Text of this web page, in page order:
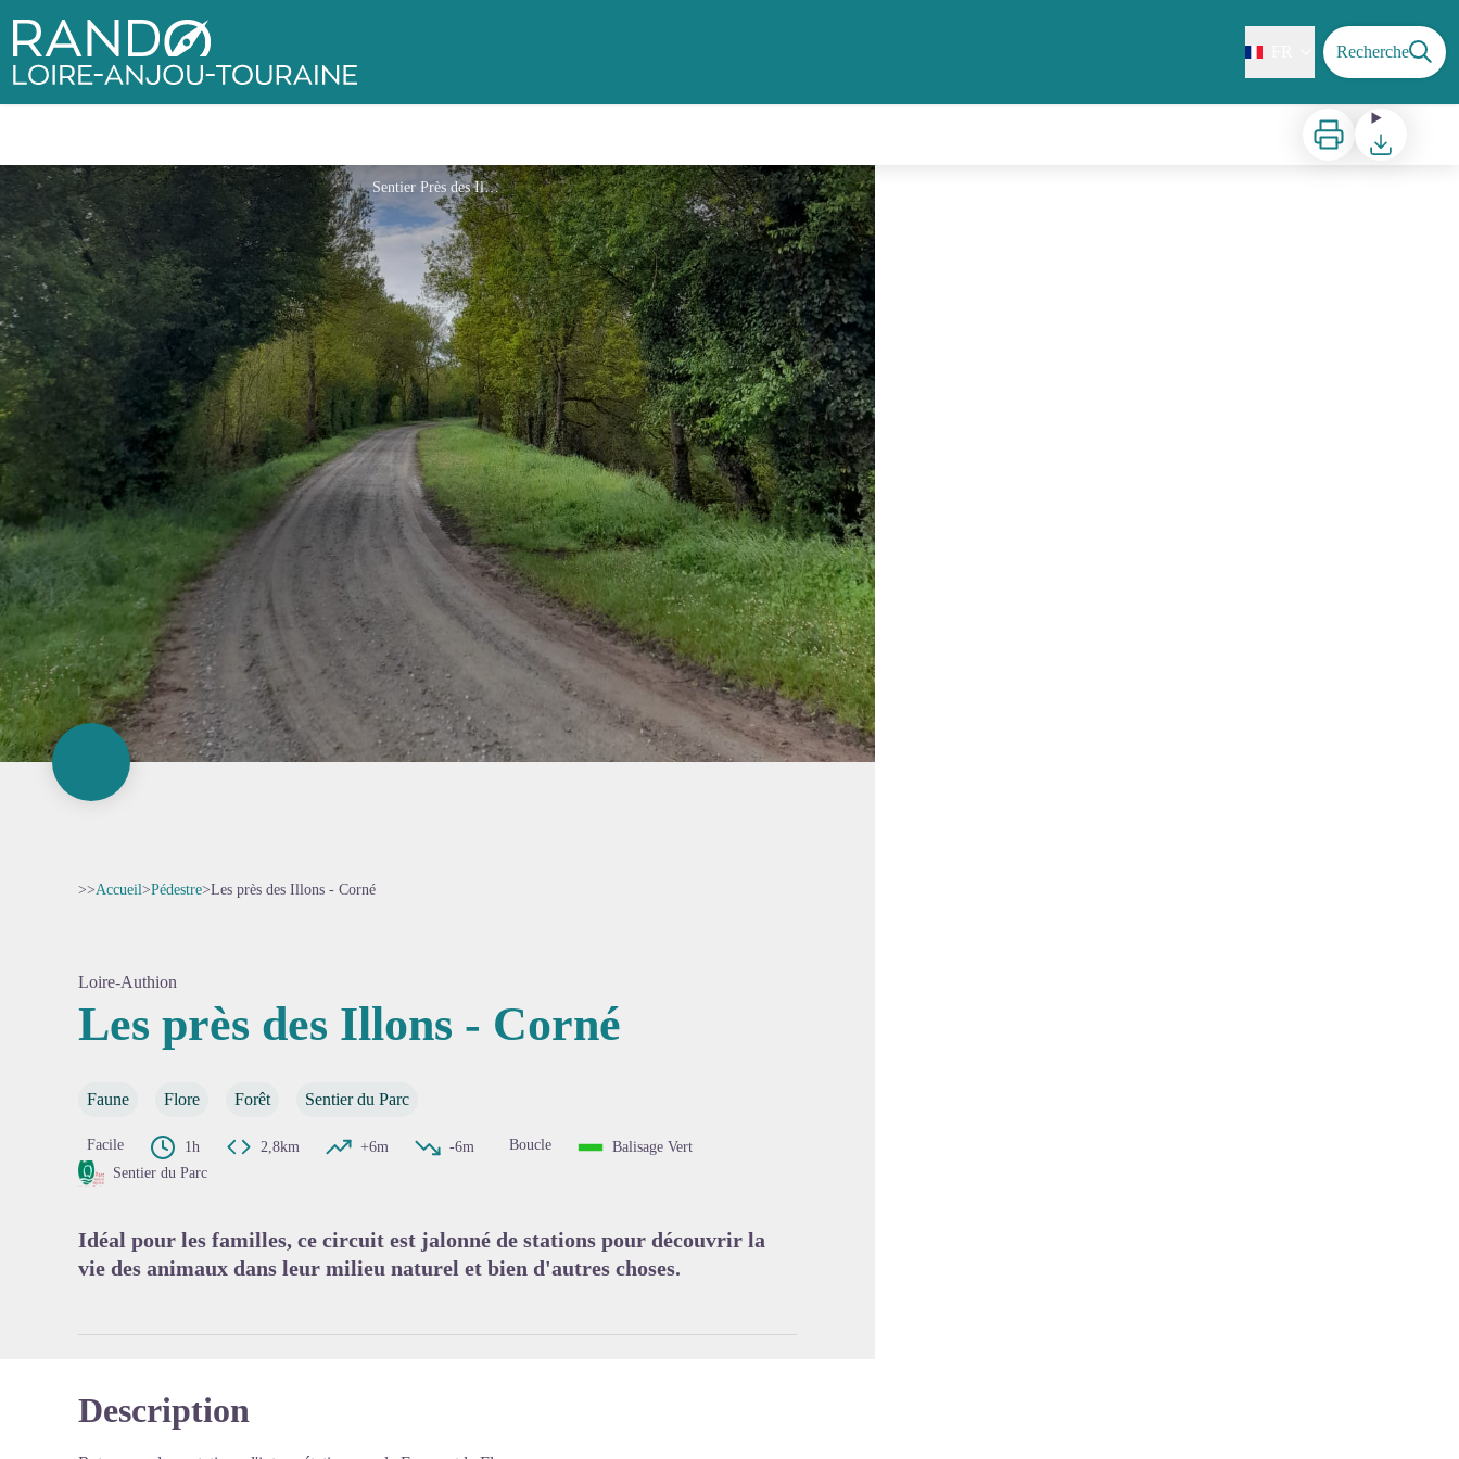
Rando Loire-Anjou-Touraine Recherche
Imprimer Télécharger
Sentier Près des Ilons
>>Accueil>Pédestre>Les près des Illons - Corné
Loire-Authion
Les près des Illons - Corné
Faune Flore Forêt Sentier du Parc
Facile 1h 2,8km +6m -6m Boucle
Balisage Vert
Sentier du Parc
Idéal pour les familles, ce circuit est jalonné de stations pour découvrir la
vie des animaux dans leur milieu naturel et bien d'autres choses.
Description